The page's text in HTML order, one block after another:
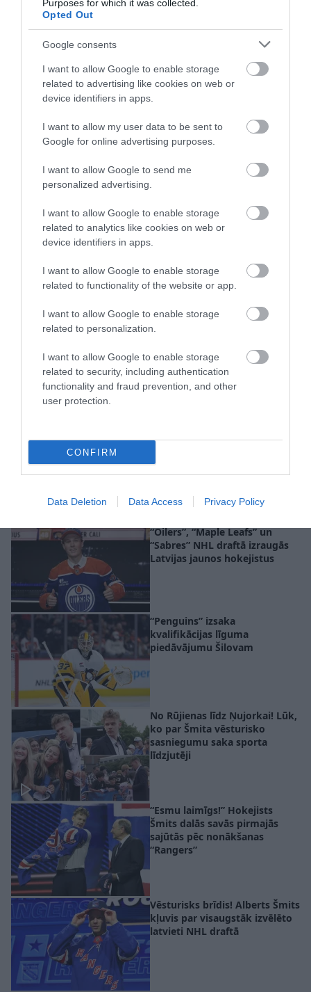
Purposes for which it was collected.
Opted Out
Google consents
I want to allow Google to enable storage
related to advertising like cookies on web or
device identifiers in apps.
I want to allow my user data to be sent to
Google for online advertising purposes.
I want to allow Google to send me
personalized advertising.
I want to allow Google to enable storage
related to analytics like cookies on web or
device identifiers in apps.
I want to allow Google to enable storage
related to functionality of the website or app.
I want to allow Google to enable storage
related to personalization.
I want to allow Google to enable storage
related to security, including authentication
functionality and fraud prevention, and other
user protection.
CONFIRM
Data Deletion Data Access Privacy Policy
hokeja turnīrā
Mazāk zināmais Bērzkalns!
Jauniešu vecumā uz pārējo
NHL varētu pretendēt uz trešo
vai ceturto maiņu
Šmits: “Man ir daudz lietu, pie
kurām piestrādāt, lai sasniegtu
nākamo līmeni”
Merzļikina nākotni:
“Kolumbusā viņš nākamsezon
pret visiem valda vienāda
attieksme
“Dodoties prom, mūs sagaidīja
Merzļikins sirsnīgi iepriecina
topošo hokeja vārtsargu un
“Oilers”, “Maple Leafs” un
“Sabres” NHL draftā izraugās
Latvijas jaunos hokejistus
“Penguins” izsaka
kvalifikācijas līguma
piedāvājumu Šilovam
No Rūjienas līdz Ņujorkai! Lūk,
ko par Šmita vēsturisko
sasniegumu saka sporta
līdzjutēji
“Esmu laimīgs!” Hokejists
Šmits dalās savās pirmajās
sajūtās pēc nonākšanas
“Rangers”
Vēsturisks brīdis! Alberts Šmits
kļuvis par visaugstāk izvēlēto
latvieti NHL draftā